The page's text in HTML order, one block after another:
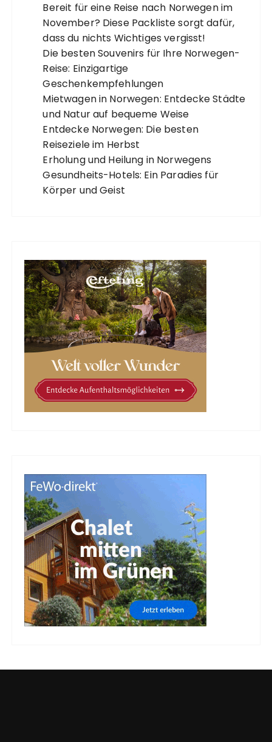
Bereit für eine Reise nach Norwegen im
November? Diese Packliste sorgt dafür,
dass du nichts Wichtiges vergisst!
Die besten Souvenirs für Ihre Norwegen-
Reise: Einzigartige
Geschenkempfehlungen
Mietwagen in Norwegen: Entdecke Städte
und Natur auf bequeme Weise
Entdecke Norwegen: Die besten
Reiseziele im Herbst
Erholung und Heilung in Norwegens
Gesundheits-Hotels: Ein Paradies für
Körper und Geist